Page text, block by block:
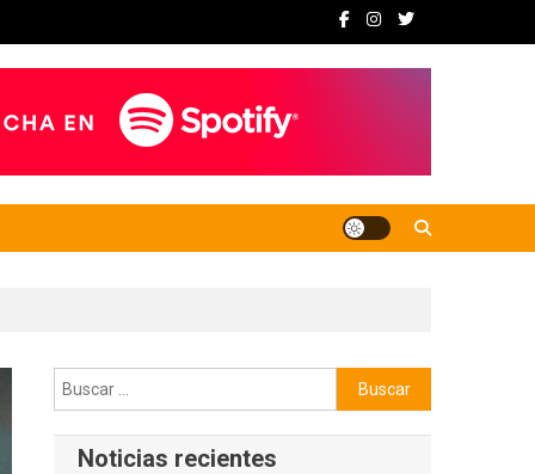
Buscar:
Noticias recientes